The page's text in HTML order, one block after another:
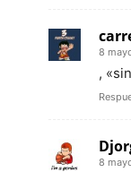
8
,
8